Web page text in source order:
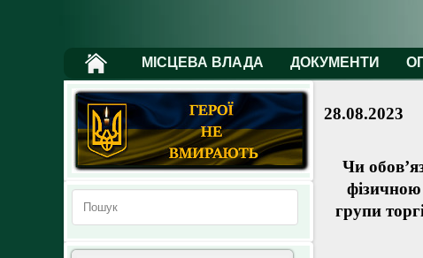
МІСЦЕВА ВЛАДА ДОКУМЕНТИ
28.08.2023
Чи
групи